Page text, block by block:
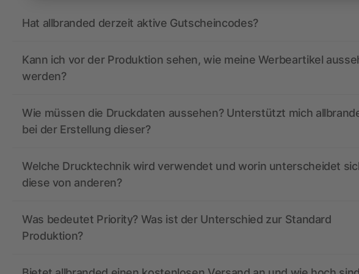
Hat allbranded derzeit aktive Gutscheincodes?
Kann ich vor der Produktion sehen, wie meine Werbeartikel
werden?
Wie müssen die Druckdaten aussehen? Unterstützt mich
bei der Erstellung dieser?
Welche Drucktechnik wird verwendet und worin unterscheidet
diese von anderen?
Was bedeutet Priority? Was ist der Unterschied zur Standard
Produktion?